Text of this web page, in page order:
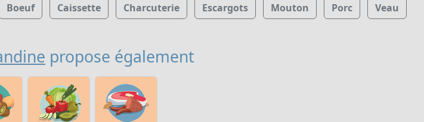
Boeuf Caissette Charcuterie Escargots Mouton Porc Veau
propose également